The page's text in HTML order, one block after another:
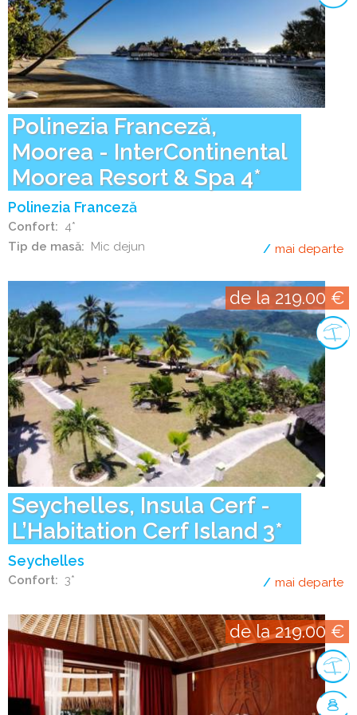
Polinezia Franceză,
Moorea - InterContinental
Moorea Resort & Spa 4*
Polinezia Franceză
Confort
4*
Tip de masă
Mic dejun mai departe
Seychelles, Insula Cerf -
L’Habitation Cerf Island 3*
Seychelles
Confort 3*
de la 219.00 €
mai departe
de la 219.00 €